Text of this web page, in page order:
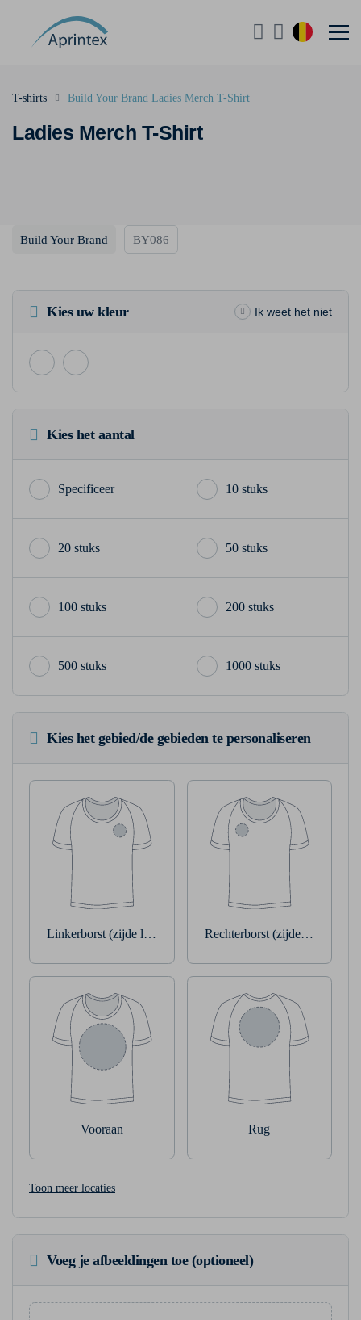
Ladies Merch T-Shirt
T-shirts Build Your Brand Ladies Merch T-Shirt
Build Your Brand BY086
Kies uw kleur Ik weet het niet
Kies het aantal
10 stuks
20 stuks 50 stuks
100 stuks 200 stuks
500 stuks 1000 stuks
Kies het gebied/de gebieden te personaliseren
Linkerborst (zijde linkerarm) Rechterborst (zijde
Vooraan Rug
Toon meer locaties
Voeg je afbeeldingen toe (optioneel)